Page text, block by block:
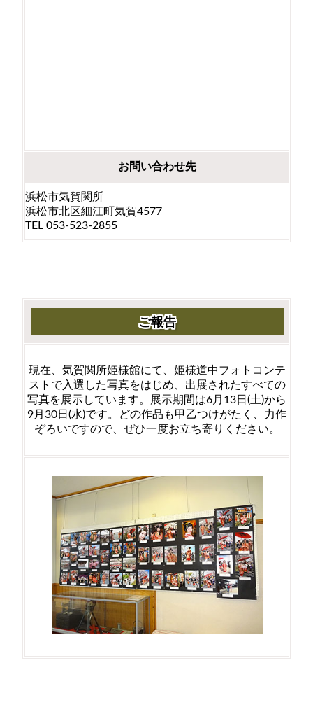
お問い合わせ先
浜松市気賀関所
浜松市北区細江町気賀4577
TEL 053-523-2855
ご報告
現在、気賀関所姫様館にて、姫様道中フォトコンテ
ストで入選した写真をはじめ、出展されたすべての
写真を展示しています。展示期間は6月13日(土)から
9月30日(水)です。どの作品も甲乙つけがたく、力作
ぞろいですので、ぜひ一度お立ち寄りください。